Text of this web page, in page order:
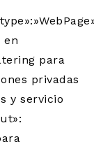
en
para
privadas
y servicio